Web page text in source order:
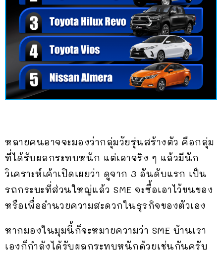
หลายคนอาจจะมองว่ากลุ่มวัยรุ่นสร้างตัว คือกลุ่ม
ที่ได้รับผลกระทบหนัก แต่เอาจริง ๆ แล้วมีนัก
วิเคราะห์เค้าเปิดเผยว่า ดูจาก 3 อันดับแรก เป็น
รถกระบะที่ส่วนใหญ่แล้ว SME จะซื้อเอาไว้ขนของ
หรือเพื่ออำนวยความสะดวกในธุรกิจของตัวเอง
หากมองในมุมนี้ก็จะหมายความว่า SME บ้านเรา
เองก็กำลังได้รับผลกระทบหนักด้วยเช่นกันครับ